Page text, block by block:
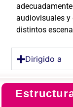
audiovisuales y
distintos
Dirigido a